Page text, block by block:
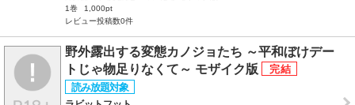
1巻
1,000pt
レビュー投稿数0件
野外露出する変態カノジョたち ～平和ぼけデー
トじゃ物足りなくて～ モザイク版